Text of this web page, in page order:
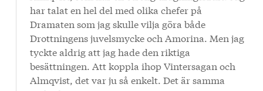
har talat en hel del med olika chefer på
Dramaten som jag skulle vilja göra både
Drottningens juvelsmycke och Amorina. Men jag
tyckte aldrig att jag hade den riktiga
besättningen. Att koppla ihop Vintersagan och
Almqvist, det var ju så enkelt. Det är samma